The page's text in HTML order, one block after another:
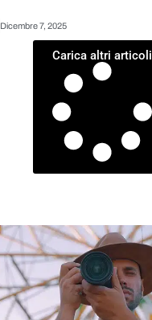
Dicembre 7, 2025
Carica altri articoli